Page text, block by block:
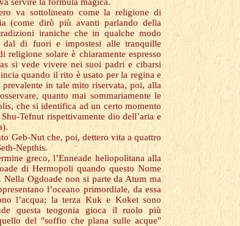
va sottolineato come la religione di
(come dirò più avanti parlando della
iraniche che in qualche modo
dal di fuori e impostesi alle tranquille
religione solare è chiaramente espresso
si vede vivere nei suoi padri e cibarsi
quando il rito è usato per la regina e
in tale mito riservata, poi, alla
quanto mai sommariamente le
che si identifica ad un certo momento
Tefnut rispettivamente dio dell’aria e
Geb-Nut che, poi, dettero vita a quattro
Nepthis.
greco, l’Enneade heliopolitana alla
di Hermopoli quando questo Nome
Nella Ogdoade non si parte da Atum ma
l’oceano primordiale, da essa
l’acqua; la terza Kuk e Koket sono
questa teogonia gioca il ruolo più
del "soffio che plana sulle acque"